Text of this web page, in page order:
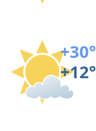
+30°
+12°